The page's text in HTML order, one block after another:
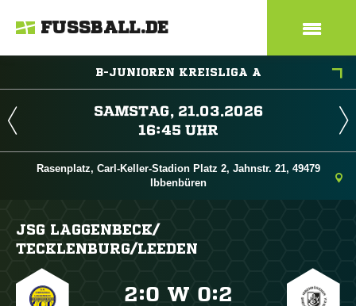
FUSSBALL.DE
B-JUNIOREN KREISLIGA A
 
 
Rasenplatz, Carl-Keller-Stadion Platz 2, Jahnstr. 21, 49479
Ibbenbüren
JSG LAGGENBECK/​
TECKLENBURG/​LEEDEN
: W :